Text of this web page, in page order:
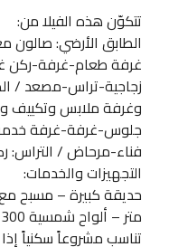
تتكوّن هذه الفيلا من:
الطابق الأرضي:
غرفة طعام-غرفة-ركن
وغرفة ملابس وتكييف
جلوس-غرفة-غرفة
فناء-مرحاض /
التجهيزات والخدمات:
متر – ألواح شمسية 300 لتر